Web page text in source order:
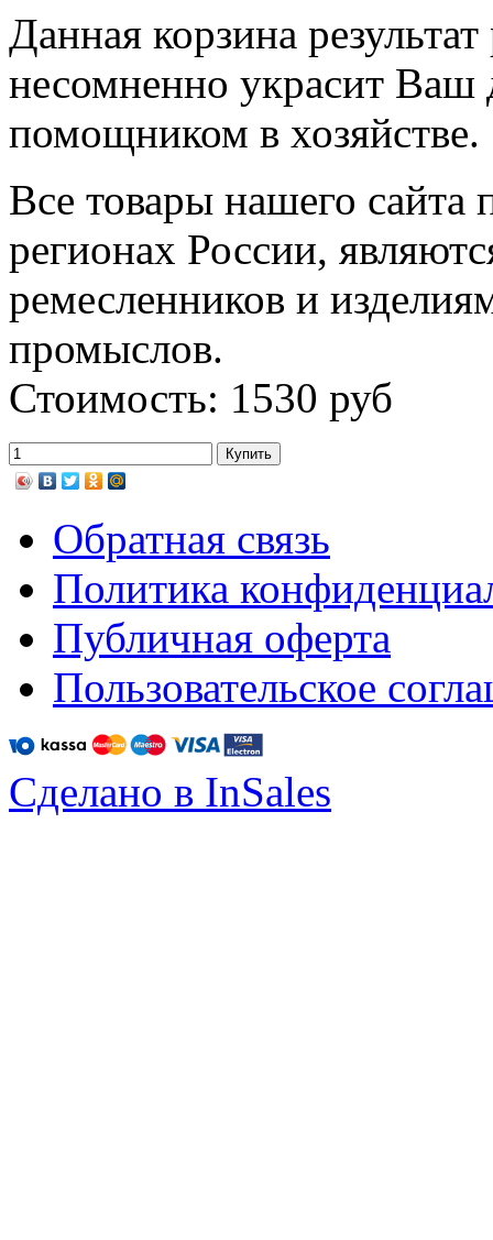
Данная корзина
несомненно украсит
помощником в хозяйстве.
Все товары нашего сайта
регионах России,
ремесленников и
промыслов.
Стоимость: 1530 руб
Обратная связь
Политика
Публичная оферта
Пользовательское
Сделано в InSales